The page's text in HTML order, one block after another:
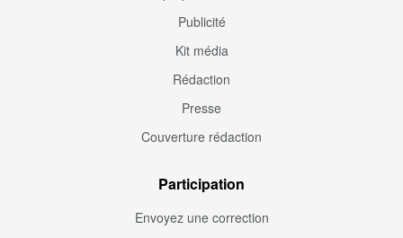
Publicité
Kit média
Rédaction
Presse
Couverture rédaction
Participation
Envoyez une correction